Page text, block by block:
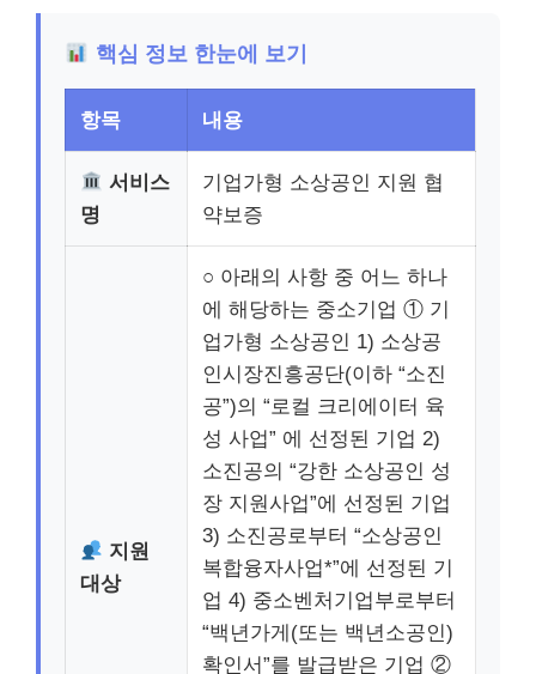
핵심 정보 한눈에 보기
항목 내용
서비스
명
기업가형 소상공인 지원 협
약보증
지원
대상
○ 아래의 사항 중 어느 하나
에 해당하는 중소기업 ① 기
업가형 소상공인 1) 소상공
인시장진흥공단(이하 “소진
공”)의 “로컬 크리에이터 육
성 사업” 에 선정된 기업 2)
소진공의 “강한 소상공인 성
장 지원사업”에 선정된 기업
3) 소진공로부터 “소상공인
복합융자사업*”에 선정된 기
업 4) 중소벤처기업부로부터
“백년가게(또는 백년소공인)
확인서”를 발급받은 기업 ②